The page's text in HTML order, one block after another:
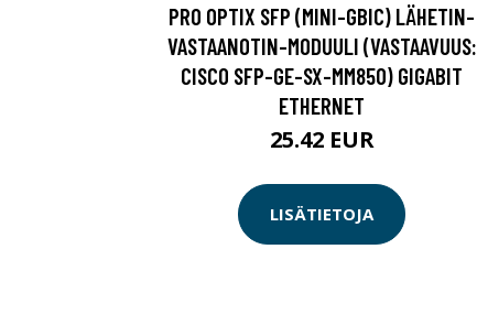
PRO OPTIX SFP (MINI-GBIC) LÄHETIN-
VASTAANOTIN-MODUULI (VASTAAVUUS:
CISCO SFP-GE-SX-MM850) GIGABIT
ETHERNET
25.42 EUR
LISÄTIETOJA